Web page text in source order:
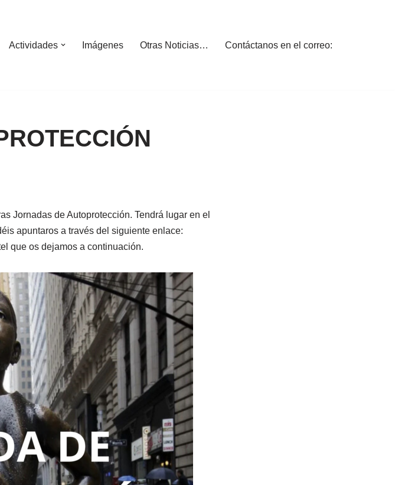
Actividades Imágenes Otras Noticias… Contáctanos en el correo:
Jornadas de Autoprotección. Tendrá lugar en el
apuntaros a través del siguiente enlace:
que os dejamos a continuación.